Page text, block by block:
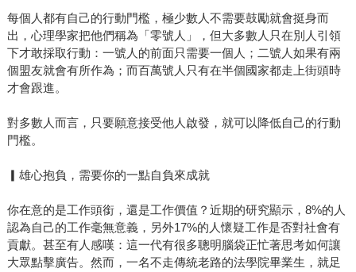
每個人都有自己的行動門檻，極少數人不需要鼓勵就會挺身而
出，心理學家把他們稱為「零號人」，但大多數人只在別人引領
下才敢採取行動：一號人的前面只需要一個人；二號人如果有兩
個盟友就會有所作為；而百萬號人只有在半個國家都走上街頭時
才會跟進。
對多數人而言，只要願意接受他人啟發，就可以降低自己的行動
門檻。
▎雄心抱負，需要你的一點自負來成就
你在意的是工作頭銜，還是工作價值？近期的研究顯示，8%的人
認為自己的工作毫無意義，另外17%的人懷疑工作是否對社會有
貢獻。甚至有人感嘆：這一代有很多聰明腦袋正忙著思考如何讓
大眾點擊廣告。然而，一名不走傳統老路的法學院畢業生，就足